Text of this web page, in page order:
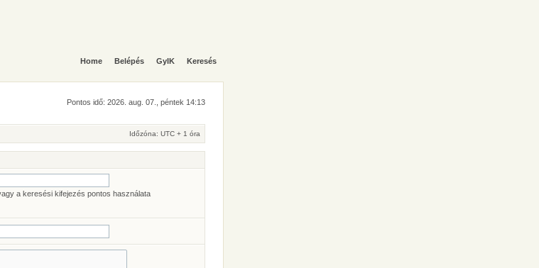
Home Belépés GyIK Keresés
Pontos idő: 2026. aug. 07., péntek 14:13
Időzóna: UTC + 1 óra
a keresési kifejezés pontos használata